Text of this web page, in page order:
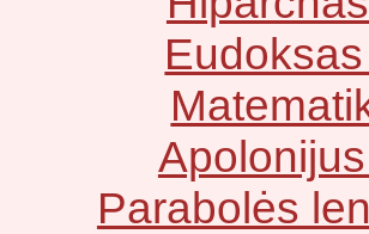
Parabolės